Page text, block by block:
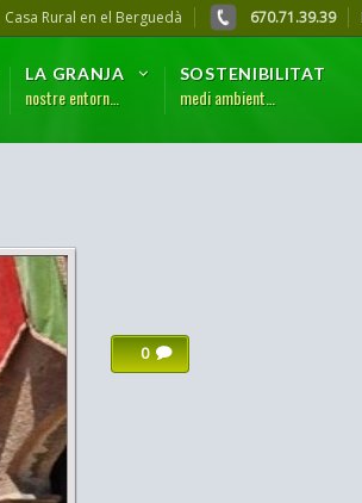
Casa Rural en el Berguedà 670.71.39.39
LA GRANJA
nostre entorn…
SOSTENIBILITAT
medi ambient…
0